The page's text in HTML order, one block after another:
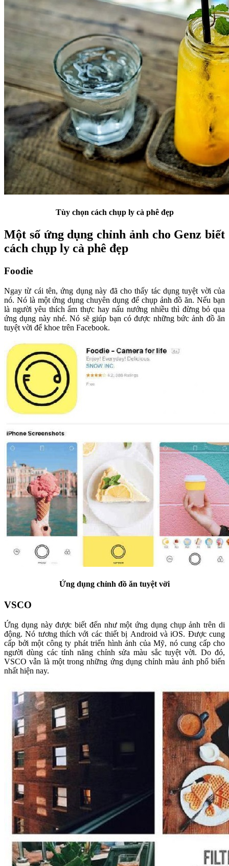
Tùy chọn cách chụp ly cà phê đẹp
Một số ứng dụng chỉnh ảnh cho Genz biết
cách chụp ly cà phê đẹp
Foodie
Ngay từ cái tên, ứng dụng này đã cho thấy tác dụng tuyệt vời của
nó. Nó là một ứng dụng chuyên dụng để chụp ảnh đồ ăn. Nếu bạn
là người yêu thích ẩm thực hay nấu nướng nhiều thì đừng bỏ qua
ứng dụng này nhé. Nó sẽ giúp bạn có được những bức ảnh đồ ăn
tuyệt vời để khoe trên Facebook.
Ứng dụng chỉnh đồ ăn tuyệt vời
VSCO
Ứng dụng này được biết đến như một ứng dụng chụp ảnh trên di
động. Nó tương thích với các thiết bị Android và iOS. Được cung
cấp bởi một công ty phát triển hình ảnh của Mỹ, nó cung cấp cho
người dùng các tính năng chỉnh sửa màu sắc tuyệt vời. Do đó,
VSCO vẫn là một trong những ứng dụng chỉnh màu ảnh phổ biến
nhất hiện nay.